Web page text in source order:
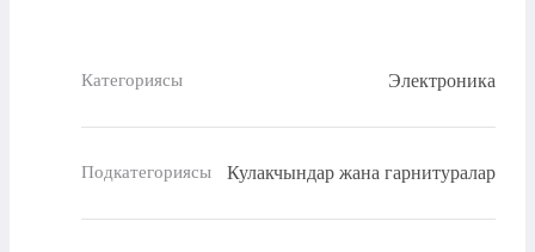
Категориясы Электроника
Подкатегориясы Кулакчындар жана гарнитуралар